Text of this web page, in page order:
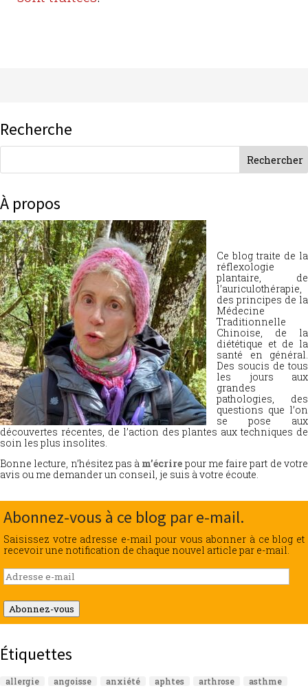
Recherche
À propos
Ce blog traite de la
réflexologie
plantaire, de
l’auriculothérapie,
des principes de la
Médecine
Traditionnelle
Chinoise, de la
diététique et de la
santé en général.
Des soucis de tous
les jours aux
grandes
pathologies, des
questions que l’on
se pose aux
découvertes récentes, de l’action des plantes aux techniques de
soin les plus insolites.
Bonne lecture, n’hésitez pas à m’écrire pour me faire part de votre
avis ou me demander un conseil, je suis à votre écoute.
Abonnez-vous à ce blog par e-mail.
Saisissez votre adresse e-mail pour vous abonner à ce blog et
recevoir une notification de chaque nouvel article par e-mail.
Adresse
e-
mail
Abonnez-vous
Étiquettes
allergie angoisse anxiété aphtes arthrose
asthme